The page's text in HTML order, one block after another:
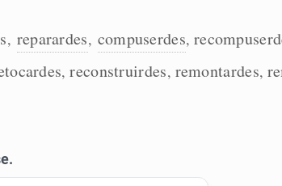
, reparardes, compuserdes,
,reconstruirdes, remontardes,